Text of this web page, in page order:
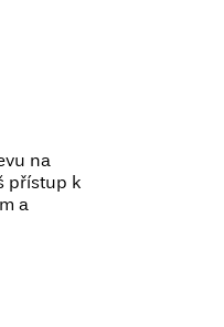
na
přístup k
a